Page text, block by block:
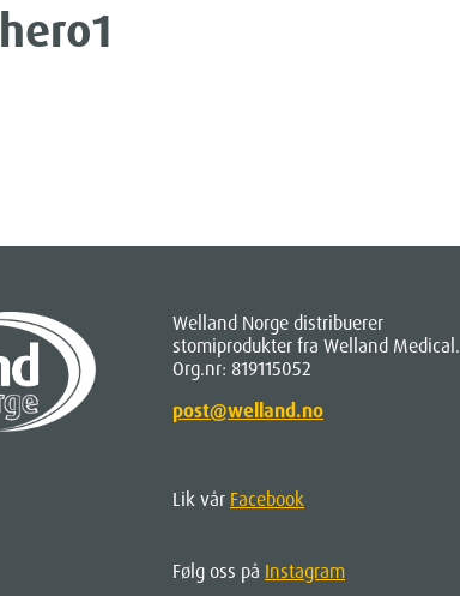
hero1
Welland Norge distribuerer
stomiprodukter fra Welland Medical.
Org.nr: 819115052
post@welland.no
Lik vår Facebook
Følg oss på Instagram